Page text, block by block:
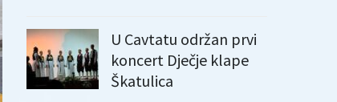
U Cavtatu održan prvi
koncert Dječje klape
Škatulica